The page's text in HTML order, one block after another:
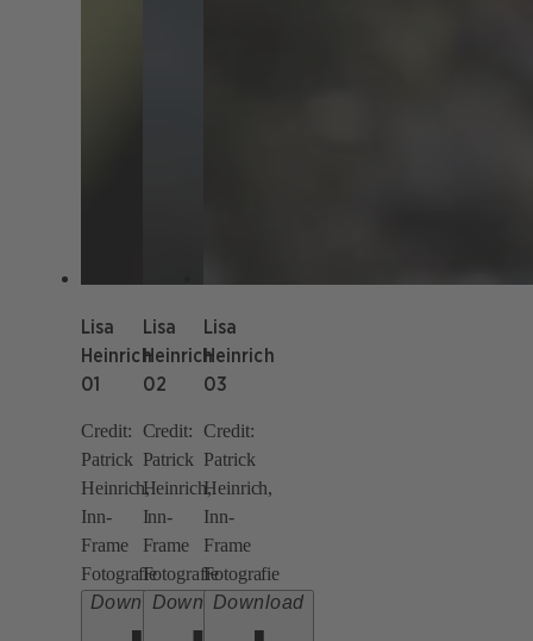
Lisa
Heinrich
01
Credit:
Patrick
Heinrich,
Inn-
Frame
Fotografie
Download
Lisa
Heinrich
02
Credit:
Patrick
Heinrich,
Inn-
Frame
Fotografie
Download
Lisa
Heinrich
03
Credit:
Patrick
Heinrich,
Inn-
Frame
Fotografie
Download